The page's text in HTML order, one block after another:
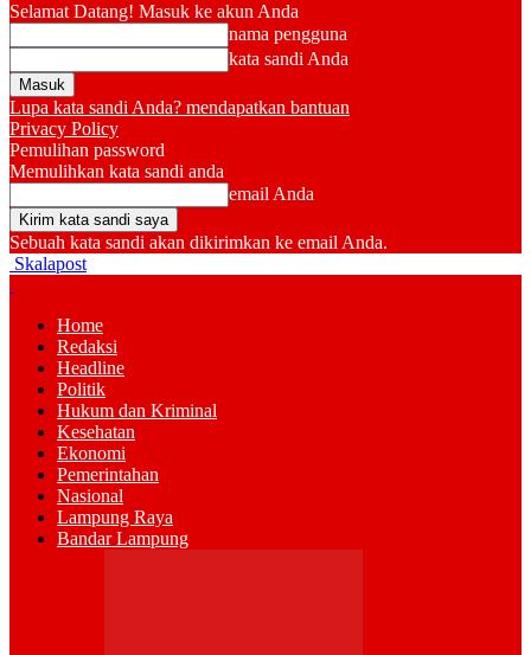
Selamat Datang! Masuk ke akun Anda
nama pengguna
kata sandi Anda
Lupa kata sandi Anda? mendapatkan bantuan
Privacy Policy
Pemulihan password
Memulihkan kata sandi anda
email Anda
Sebuah kata sandi akan dikirimkan ke email Anda.
Skalapost
Home
Redaksi
Headline
Politik
Hukum dan Kriminal
Kesehatan
Ekonomi
Pemerintahan
Nasional
Lampung Raya
Bandar Lampung